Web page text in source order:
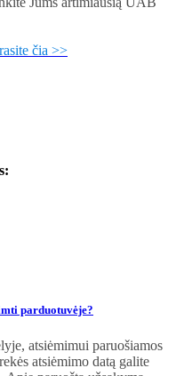
rasite čia >>
parduotuvėje?
atsiėmimui paruošiamos
atsiėmimo datą galite